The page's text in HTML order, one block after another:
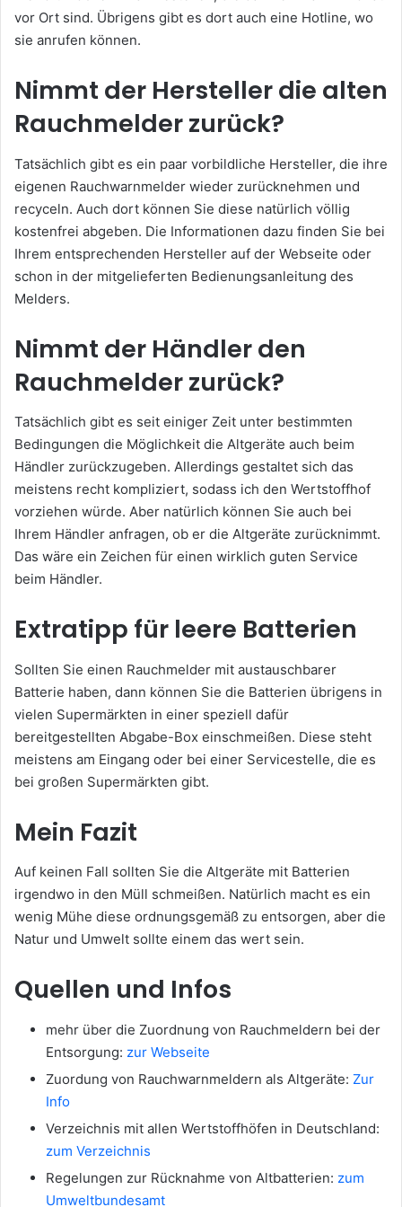
vor Ort sind. Übrigens gibt es dort auch eine Hotline, wo
sie anrufen können.
Nimmt der Hersteller die alten
Rauchmelder zurück?
Tatsächlich gibt es ein paar vorbildliche Hersteller, die ihre
eigenen Rauchwarnmelder wieder zurücknehmen und
recyceln. Auch dort können Sie diese natürlich völlig
kostenfrei abgeben. Die Informationen dazu finden Sie bei
Ihrem entsprechenden Hersteller auf der Webseite oder
schon in der mitgelieferten Bedienungsanleitung des
Melders.
Nimmt der Händler den
Rauchmelder zurück?
Tatsächlich gibt es seit einiger Zeit unter bestimmten
Bedingungen die Möglichkeit die Altgeräte auch beim
Händler zurückzugeben. Allerdings gestaltet sich das
meistens recht kompliziert, sodass ich den Wertstoffhof
vorziehen würde. Aber natürlich können Sie auch bei
Ihrem Händler anfragen, ob er die Altgeräte zurücknimmt.
Das wäre ein Zeichen für einen wirklich guten Service
beim Händler.
Extratipp für leere Batterien
Sollten Sie einen Rauchmelder mit austauschbarer
Batterie haben, dann können Sie die Batterien übrigens in
vielen Supermärkten in einer speziell dafür
bereitgestellten Abgabe-Box einschmeißen. Diese steht
meistens am Eingang oder bei einer Servicestelle, die es
bei großen Supermärkten gibt.
Mein Fazit
Auf keinen Fall sollten Sie die Altgeräte mit Batterien
irgendwo in den Müll schmeißen. Natürlich macht es ein
wenig Mühe diese ordnungsgemäß zu entsorgen, aber die
Natur und Umwelt sollte einem das wert sein.
Quellen und Infos
mehr über die Zuordnung von Rauchmeldern bei der
Entsorgung: zur Webseite
Zuordung von Rauchwarnmeldern als Altgeräte: Zur
Info
Verzeichnis mit allen Wertstoffhöfen in Deutschland:
zum Verzeichnis
Regelungen zur Rücknahme von Altbatterien: zum
Umweltbundesamt